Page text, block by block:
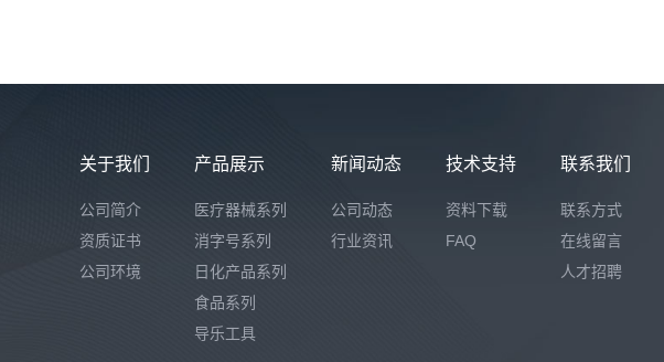
关于我们
公司简介
资质证书
公司环境
产品展示
医疗器械系列
消字号系列
日化产品系列
食品系列
导乐工具
新闻动态
公司动态
行业资讯
技术支持
资料下载
FAQ
联系我们
联系方式
在线留言
人才招聘